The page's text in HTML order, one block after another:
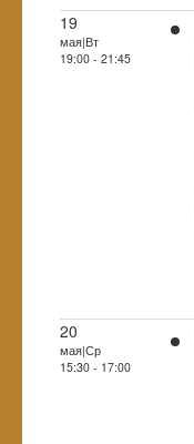
19
мая|Вт
19:00 - 21:45
20
мая|Ср
15:30 - 17:00